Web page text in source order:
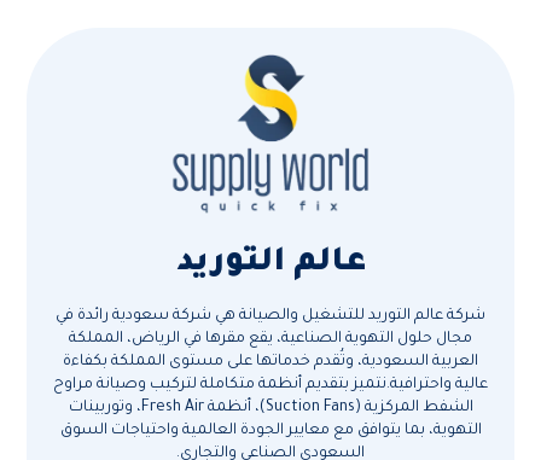
عالم التوريد
شركة عالم التوريد للتشغيل والصيانة هي شركة سعودية رائدة في
مجال حلول التهوية الصناعية، يقع مقرها في الرياض، المملكة
العربية السعودية، وتُقدم خدماتها على مستوى المملكة بكفاءة
عالية واحترافية.نتميز بتقديم أنظمة متكاملة لتركيب وصيانة مراوح
الشفط المركزية (Suction Fans)، أنظمة Fresh Air، وتوربينات
التهوية، بما يتوافق مع معايير الجودة العالمية واحتياجات السوق
السعودي الصناعي والتجاري.